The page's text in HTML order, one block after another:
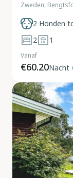
Zweden,
2 Honden
2
1
Vanaf
€60.20Nacht